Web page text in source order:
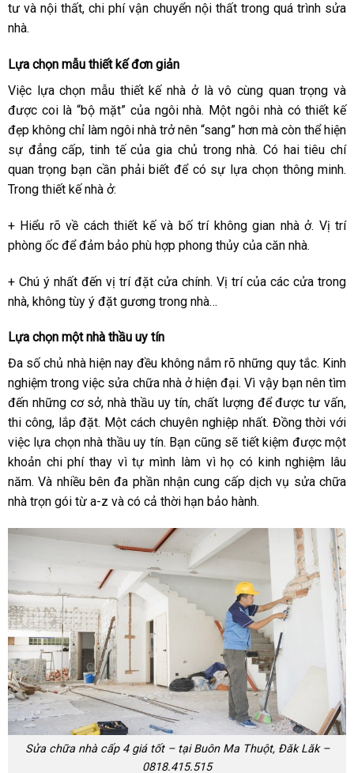
tư và nội thất, chi phí vận chuyển nội thất trong quá trình sửa
nhà.
Lựa chọn mẫu thiết kế đơn giản
Việc lựa chọn mẫu thiết kế nhà ở là vô cùng quan trọng và
được coi là “bộ mặt” của ngôi nhà. Một ngôi nhà có thiết kế
đẹp không chỉ làm ngôi nhà trở nên “sang” hơn mà còn thể hiện
sự đẳng cấp, tinh tế của gia chủ trong nhà.Có hai tiêu chí
quan trọng bạn cần phải biết để có sự lựa chọn thông minh.
Trong thiết kế nhà ở:
+ Hiểu rõ về cách thiết kế và bố trí không gian nhà ở. Vị trí
phòng ốc để đảm bảo phù hợp phong thủy của căn nhà.
+ Chú ý nhất đến vị trí đặt cửa chính. Vị trí của các cửa trong
nhà, không tùy ý đặt gương trong nhà…
Lựa chọn một nhà thầu uy tín
Đa số chủ nhà hiện nay đều không nắm rõ những quy tắc. Kinh
nghiệm trong việc sửa chữa nhà ở hiện đại. Vì vậy bạn nên tìm
đến những cơ sở, nhà thầu uy tín, chất lượng để được tư vấn,
thi công, lắp đặt. Một cách chuyên nghiệp nhất. Đồng thời với
việc lựa chọn nhà thầu uy tín. Bạn cũng sẽ tiết kiệm được một
khoản chi phí thay vì tự mình làm vì họ có kinh nghiệm lâu
năm. Và nhiều bên đa phần nhận cung cấp dịch vụ sửa chữa
nhà trọn gói từ a-z và có cả thời hạn bảo hành.
Sửa chữa nhà cấp 4 giá tốt – tại Buôn Ma Thuột, Đăk Lăk –
0818.415.515